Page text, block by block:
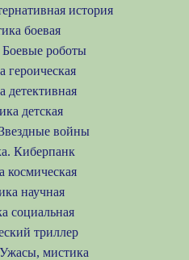
история
боевая
роботы
героическая
детективная
детская
войны
Киберпанк
космическая
научная
социальная
триллер
мистика